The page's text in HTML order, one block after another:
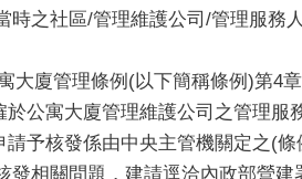
之社區/管理維護公司/管理服務
廈管理條例(以下簡稱條例)第4
公寓大廈管理維護公司之管理服
予核發係由中央主管機關定之(
相關問題，建請逕洽內政部營建